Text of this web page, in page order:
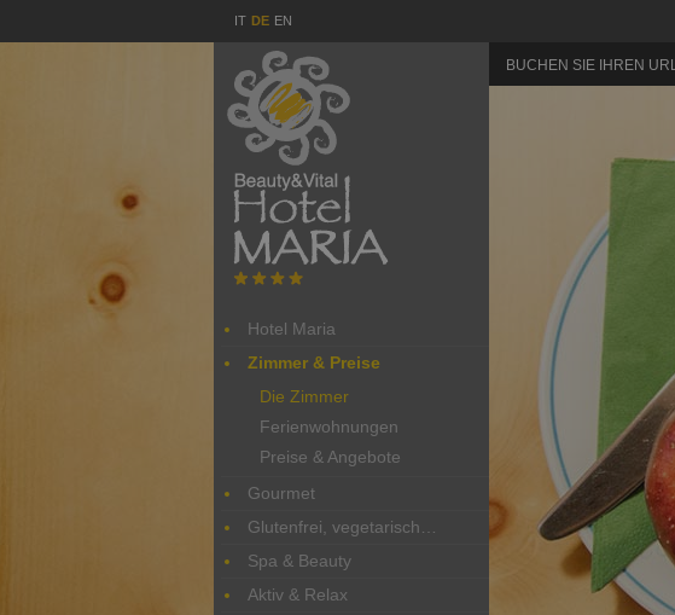
IT DE EN
Hotel Maria
Zimmer & Preise
Die Zimmer
Ferienwohnungen
Preise & Angebote
Gourmet
Glutenfrei, vegetarisch…
Spa & Beauty
Aktiv & Relax
BUCHEN SIE IHREN